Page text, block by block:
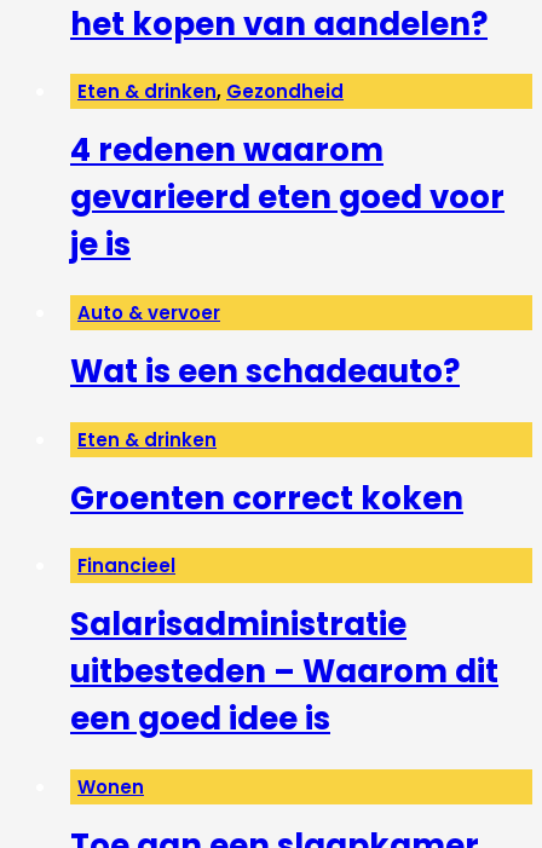
het kopen van aandelen?
Eten & drinken, Gezondheid
4 redenen waarom
gevarieerd eten goed voor
je is
Auto & vervoer
Wat is een schadeauto?
Eten & drinken
Groenten correct koken
Financieel
Salarisadministratie
uitbesteden – Waarom dit
een goed idee is
Wonen